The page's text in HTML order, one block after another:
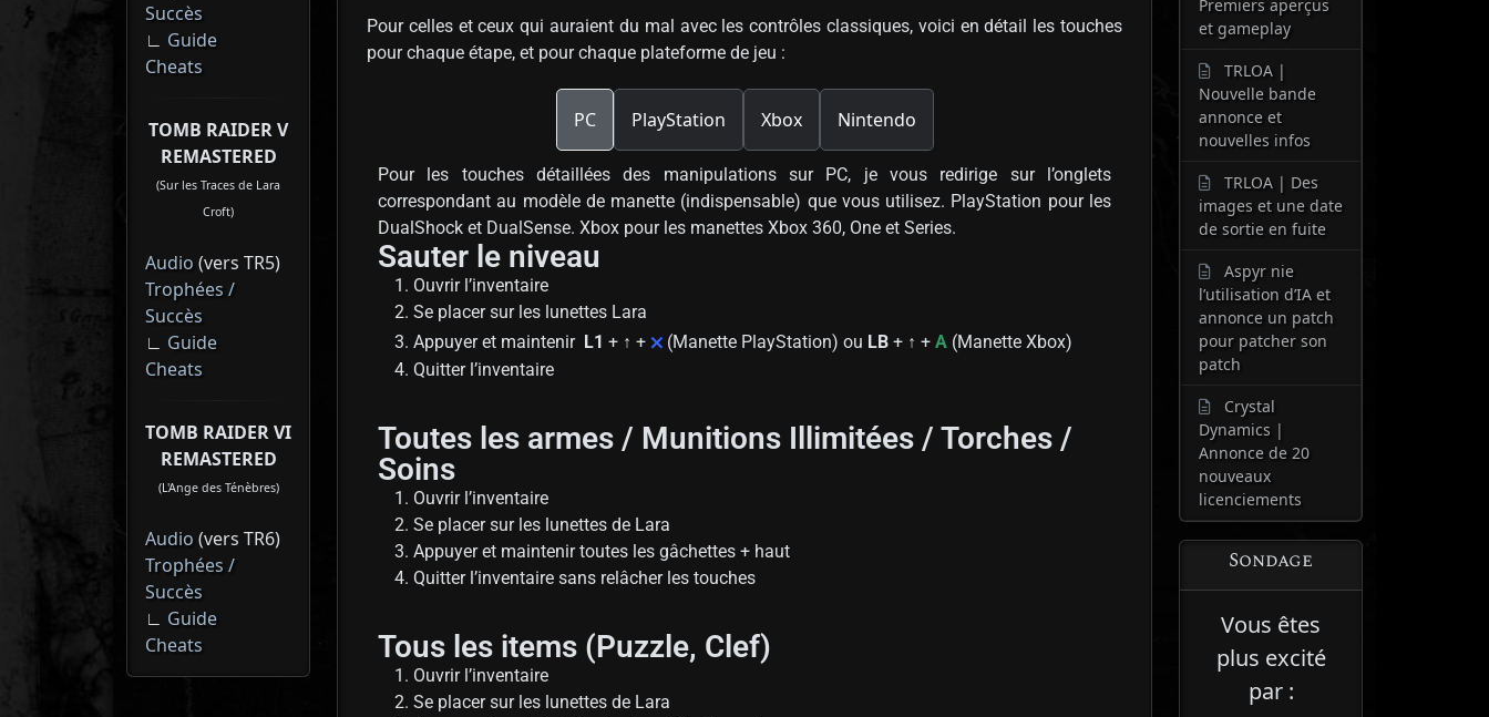
Succès
∟ Guide
Cheats
TOMB RAIDER V
REMASTERED
(Sur les Traces de Lara
Croft)
Audio (vers TR5)
Trophées /
Succès
∟ Guide
Cheats
TOMB RAIDER VI
REMASTERED
(L'Ange des Ténèbres)
Audio (vers TR6)
Trophées /
Succès
∟ Guide
Cheats
Pour celles et ceux qui auraient du mal avec les contrôles classiques, voici en détail les touches
pour chaque étape, et pour chaque plateforme de jeu :
PC PlayStation Xbox Nintendo
Pour les touches détaillées des manipulations sur PC, je vous redirige sur l’onglets
correspondant au modèle de manette (indispensable) que vous utilisez. PlayStation pour les
DualShock et DualSense. Xbox pour les manettes Xbox 360, One et Series.
Sauter le niveau
Ouvrir l’inventaire
Se placer sur les lunettes Lara
Appuyer et maintenir L1 + ↑ + ⨉ (Manette PlayStation) ou LB + ↑ + A (Manette Xbox)
Quitter l’inventaire
Toutes les armes / Munitions Illimitées / Torches /
Soins
Ouvrir l’inventaire
Se placer sur les lunettes de Lara
Appuyer et maintenir toutes les gâchettes + haut
Quitter l’inventaire sans relâcher les touches
Tous les items (Puzzle, Clef)
Ouvrir l’inventaire
Se placer sur les lunettes de Lara
Premiers aperçus
et gameplay
TRLOA |
Nouvelle bande
annonce et
nouvelles infos
TRLOA | Des
images et une date
de sortie en fuite
Aspyr nie
l’utilisation d’IA et
annonce un patch
pour patcher son
patch
Crystal
Dynamics |
Annonce de 20
nouveaux
licenciements
Sondage
Vous êtes
plus excité
par :